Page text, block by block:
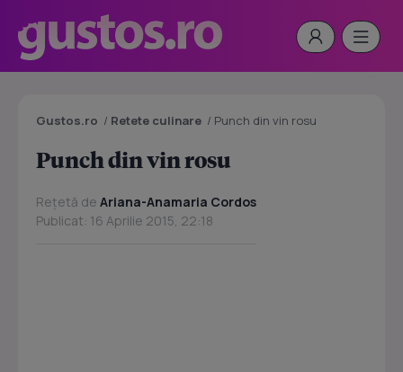
Gustos.ro / Retete culinare / Punch din vin rosu
Punch din vin rosu
Rețetă de Ariana-Anamaria Cordos
Publicat: 16 Aprilie 2015, 22:18